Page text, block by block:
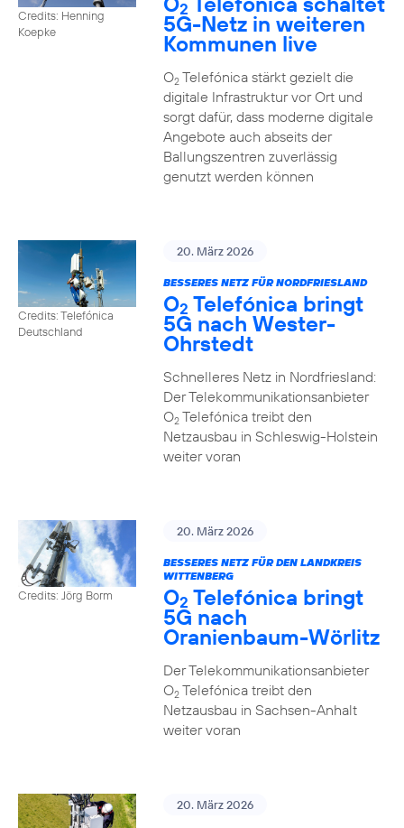
Credits: Henning
Koepke
2
5G-Netz in weiteren
Kommunen live
O2Telefónica stärkt gezielt die
digitale Infrastruktur vor Ort und
sorgt dafür, dass moderne digitale
Angebote auch abseits der
Ballungszentren zuverlässig
genutzt werden können
Credits: Telefónica
Deutschland
20. März 2026
BESSERES NETZ FÜR NORDFRIESLAND
O2 Telefónica bringt
5G nach Wester-
Ohrstedt
Schnelleres Netz in Nordfriesland:
Der Telekommunikationsanbieter
O2Telefónica treibt den
Netzausbau in Schleswig-Holstein
weiter voran
Credits: Jörg Borm
20. März 2026
BESSERES NETZ FÜR DEN LANDKREIS
WITTENBERG
O2 Telefónica bringt
5G nach
Oranienbaum-Wörlitz
Der Telekommunikationsanbieter
O2Telefónica treibt den
Netzausbau in Sachsen-Anhalt
weiter voran
20. März 2026